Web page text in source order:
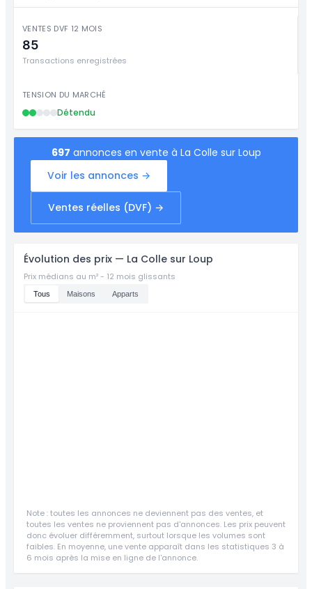
VENTES DVF 12 MOIS
85
Transactions enregistrées
TENSION DU MARCHÉ
Détendu
697 annonces en vente à La Colle sur Loup
Voir les annonces →
Ventes réelles (DVF) →
Évolution des prix — La Colle sur Loup
Prix médians au m² - 12 mois glissants
Tous Maisons Apparts
Note : toutes les annonces ne deviennent pas des ventes, et
toutes les ventes ne proviennent pas d'annonces. Les prix peuvent
donc évoluer différemment, surtout lorsque les volumes sont
faibles. En moyenne, une vente apparaît dans les statistiques 3 à
6 mois après la mise en ligne de l'annonce.